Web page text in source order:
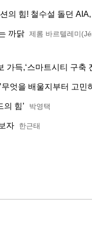
의 힘! 철수설 돌던
까닭 제롬 바르텔레미
득,‘스마트시티 구축
무엇을 배울지부터 고민
의 힘’ 박영택
자 한근태